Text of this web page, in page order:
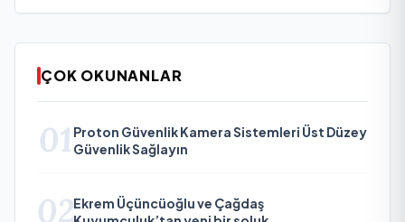
ÇOK OKUNANLAR
01 Proton Güvenlik Kamera Sistemleri Üst Düzey
Güvenlik Sağlayın
02Ekrem Üçüncüoğlu ve Çağdaş